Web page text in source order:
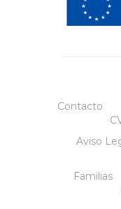
Contacto
Aviso
Familias